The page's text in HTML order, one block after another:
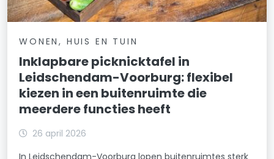
WONEN, HUIS EN TUIN
Inklapbare picknicktafel in
Leidschendam-Voorburg: flexibel
kiezen in een buitenruimte die
meerdere functies heeft
26 april 2026